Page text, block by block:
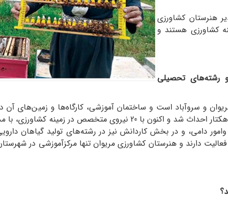
دارم که ۱۲ سال آن را مدیر هنرستان کشاورزی
کشاورزی هستند و
و رشته‌های تحصیلی
و سروآباد است و ساختمان آموزشی، کارگاه‌ها و زمین‌های آن
دامی، و در بخش کاردانش نیز در رشته‌های تولید گیاهان
دارند و هنرستان کشاورزی مریوان تنها مرکزآموزشی در